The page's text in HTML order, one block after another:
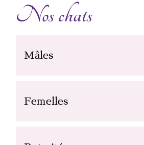
Nos chats
Mâles
Femelles